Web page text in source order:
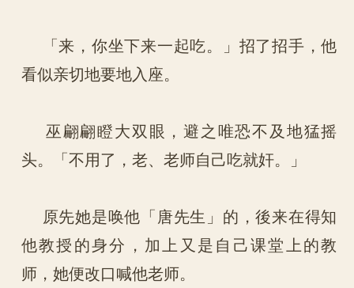
「来，你坐下来一起吃。」招了招手，他
看似亲切地要地入座。
巫翩翩瞪大双眼，避之唯恐不及地猛摇
头。「不用了，老、老师自己吃就奸。」
原先她是唤他「唐先生」的，後来在得知
他教授的身分，加上又是自己课堂上的教
师，她便改口喊他老师。